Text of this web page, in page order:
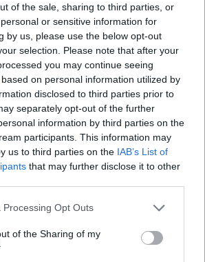
of the sale, sharing to third parties, or
or sensitive information for
by us, please use the below opt-out
selection. Please note that after your
you may continue seeing
on personal information utilized by
disclosed to third parties prior to
separately opt-out of the further
information by third parties on the
participants. This information may
us to third parties on the IAB’s List of
that may further disclose it to other
Processing Opt Outs
of the Sharing of my
(Târziu)
(Surugiu)